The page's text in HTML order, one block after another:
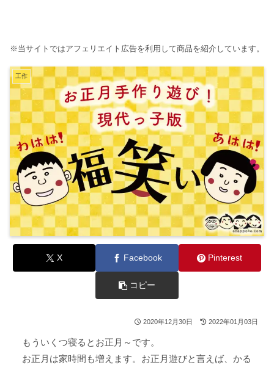
※当サイトではアフェリエイト広告を利用して商品を紹介しています。
工作
X Facebook Pinterest
コピー
2020年12月30日 2022年01月03日
もういくつ寝るとお正月～です。
お正月は家時間も増えます。お正月遊びと言えば、かる